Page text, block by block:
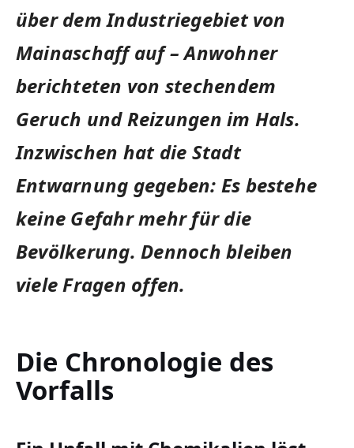
über dem Industriegebiet von
Mainaschaff auf – Anwohner
berichteten von stechendem
Geruch und Reizungen im Hals.
Inzwischen hat die Stadt
Entwarnung gegeben: Es bestehe
keine Gefahr mehr für die
Bevölkerung. Dennoch bleiben
viele Fragen offen.
Die Chronologie des
Vorfalls